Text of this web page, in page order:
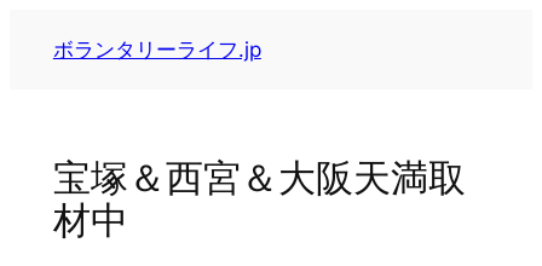
ボランタリーライフ.jp
宝塚＆西宮＆大阪天満取
材中